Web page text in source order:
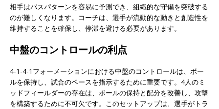
相手はパスパターンを容易に予測でき、組織的な守備を突破する
のが難しくなります。コーチは、選手が流動的な動きと創造性を
維持することを確保し、停滞を避ける必要があります。
中盤のコントロールの利点
4-1-4-1フォーメーションにおける中盤のコントロールは、ボー
ルを保持し、試合のペースを指示するために重要です。4人のミ
ッドフィールダーの存在は、ボールの保持と配分を改善し、攻撃
を構築するために不可欠です。このセットアップは、選手がトラ